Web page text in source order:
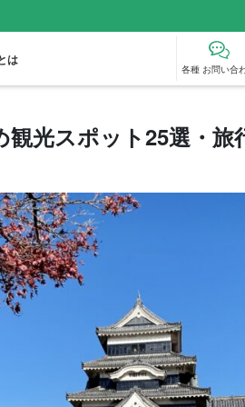
は
各種 お問い合
光スポット25選・旅